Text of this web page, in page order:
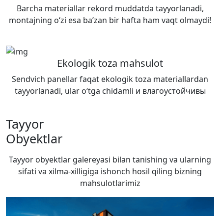
Barcha materiallar rekord muddatda tayyorlanadi,
montajning o‘zi esa ba’zan bir hafta ham vaqt olmaydi!
Ekologik toza mahsulot
Sendvich panellar faqat ekologik toza materiallardan
tayyorlanadi, ular o‘tga chidamli и влагоустойчивы
Tayyor
Obyektlar
Tayyor obyektlar galereyasi bilan tanishing va ularning
sifati va xilma-xilligiga ishonch hosil qiling bizning
mahsulotlarimiz